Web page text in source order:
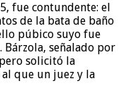
fue contundente: el
de la bata de baño
púbico suyo fue
Bárzola, señalado por
solicitó la
que un juez y la